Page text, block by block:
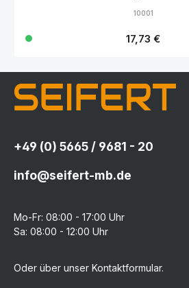
10001
Regulärer Preis:
17,73 €
+49 (0) 5665 / 9681 - 20
info@seifert-mb.de
Mo-Fr: 08:00 - 17:00 Uhr
Sa: 08:00 - 12:00 Uhr
Oder über unser Kontaktformular.